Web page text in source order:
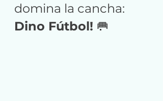
domina la cancha:
Dino Fútbol! 🥅